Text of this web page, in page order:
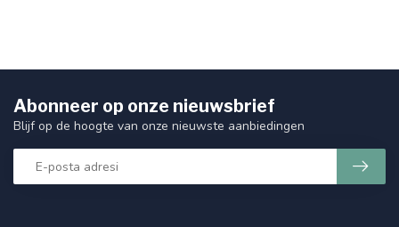
Abonneer op onze nieuwsbrief
Blijf op de hoogte van onze nieuwste aanbiedingen